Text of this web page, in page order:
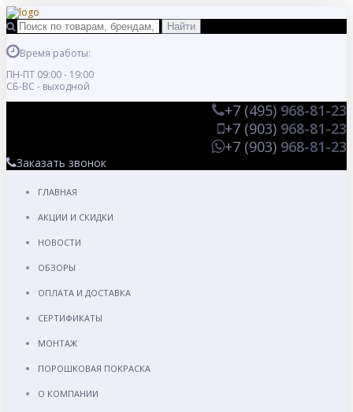
Время работы:
ПН-ПТ 09:00 - 19:00
СБ-ВС - выходной
+7 (495) 968-81-23
+7 (903) 968-81-23
+7 (903) 968-81-23
Заказать звонок
ГЛАВНАЯ
АКЦИИ И СКИДКИ
НОВОСТИ
ОБЗОРЫ
ОПЛАТА И ДОСТАВКА
СЕРТИФИКАТЫ
МОНТАЖ
ПОРОШКОВАЯ ПОКРАСКА
О КОМПАНИИ